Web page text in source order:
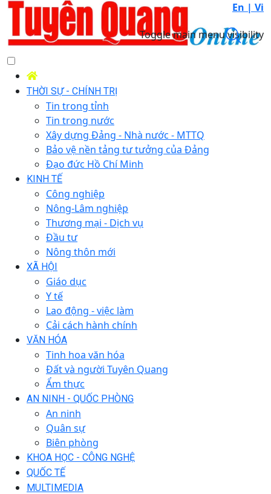
En | Vi
Toggle main menu visibility
THỜI SỰ - CHÍNH TRỊ
Tin trong tỉnh
Tin trong nước
Xây dựng Đảng - Nhà nước - MTTQ
Bảo vệ nền tảng tư tưởng của Đảng
Đạo đức Hồ Chí Minh
KINH TẾ
Công nghiệp
Nông-Lâm nghiệp
Thương mại - Dịch vụ
Đầu tư
Nông thôn mới
XÃ HỘI
Giáo dục
Y tế
Lao động - việc làm
Cải cách hành chính
VĂN HÓA
Tinh hoa văn hóa
Đất và người Tuyên Quang
Ẩm thực
AN NINH - QUỐC PHÒNG
An ninh
Quân sự
Biên phòng
KHOA HỌC - CÔNG NGHỆ
QUỐC TẾ
MULTIMEDIA